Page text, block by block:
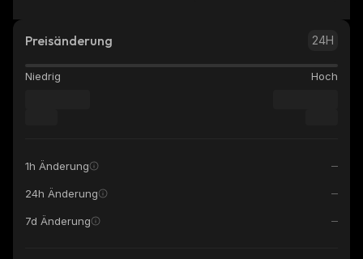
Preisänderung 24H
Niedrig Hoch
1h Änderung
24h Änderung
7d Änderung